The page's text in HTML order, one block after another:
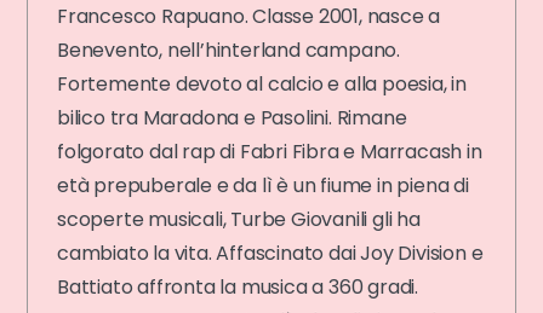
Francesco Rapuano. Classe 2001, nasce a
Benevento, nell’hinterland campano.
Fortemente devoto al calcio e alla poesia, in
bilico tra Maradona e Pasolini. Rimane
folgorato dal rap di Fabri Fibra e Marracash in
età prepuberale e da lì è un fiume in piena di
scoperte musicali, Turbe Giovanili gli ha
cambiato la vita. Affascinato dai Joy Division e
Battiato affronta la musica a 360 gradi.